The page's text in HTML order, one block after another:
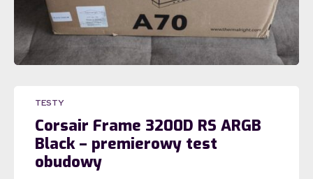
TESTY
Corsair Frame 3200D RS ARGB
Black – premierowy test
obudowy